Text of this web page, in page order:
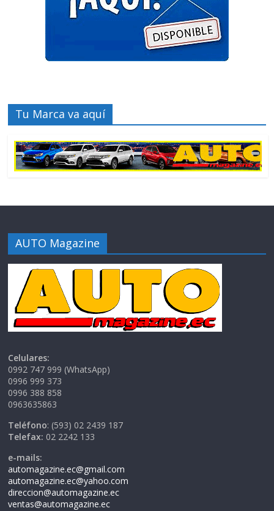
Tu Marca va aquí
AUTO Magazine
Celulares:
0992 747 999 (WhatsApp)
0996 999 373
0996 388 858
0963635863
Teléfono: (593) 02 2439 187
Telefax: 02 2242 133
e-mails:
automagazine.ec@gmail.com
automagazine.ec@yahoo.com
direccion@automagazine.ec
ventas@automagazine.ec